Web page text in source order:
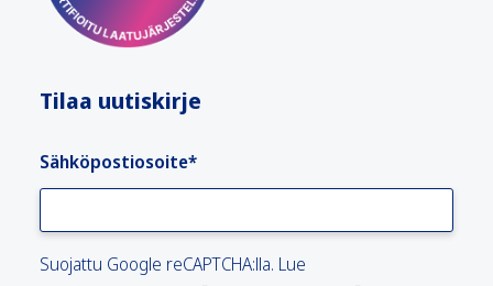
Tilaa uutiskirje
Sähköpostiosoite*
Suojattu Google reCAPTCHA:lla. Lue